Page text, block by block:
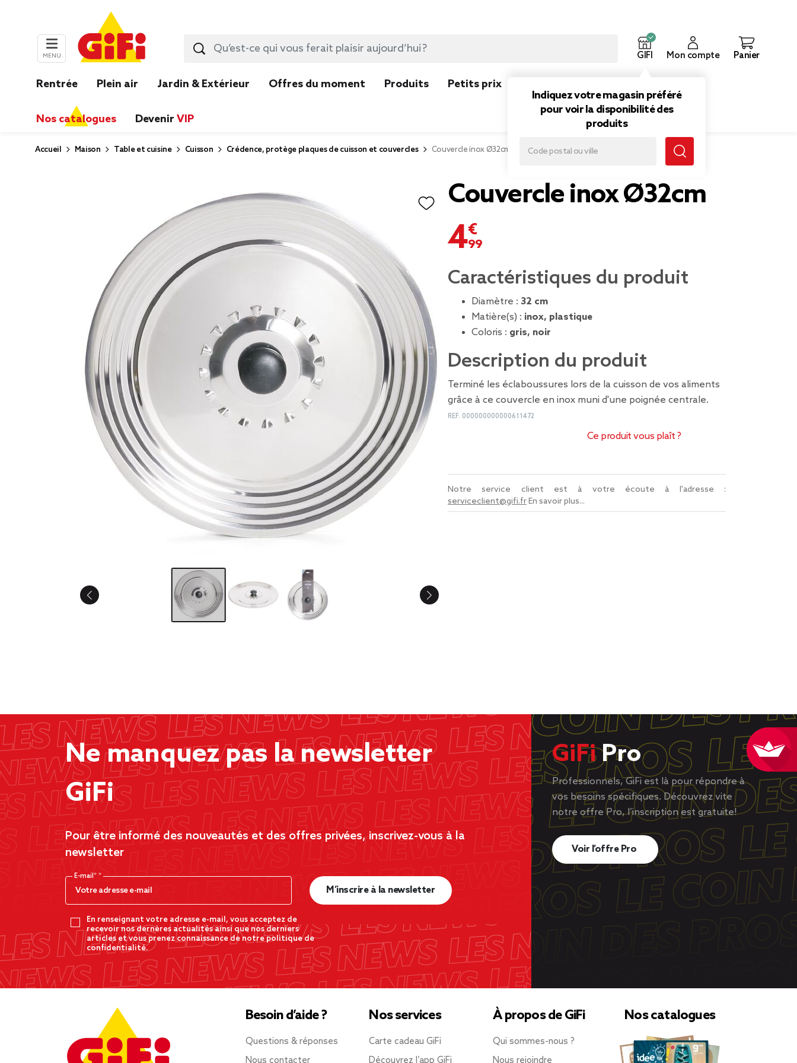
MENU GIFI
Indiquez votre magasin préféré
pour voir la disponibilité des
produits
Mon compte Panier
Rentrée Plein air Jardin & Extérieur Offres du moment Produits Petits prix
Nos catalogues Devenir VIP
Accueil Maison Table et cuisine Cuisson Crédence, protège plaques de cuisson et couvercles Couvercle inox Ø32cm
Couvercle inox Ø32cm
4,99 €
Caractéristiques du produit
Diamètre : 32 cm
Matière(s) : inox, plastique
Coloris : gris, noir
Description du produit
Terminé les éclaboussures lors de la cuisson de vos aliments
grâce à ce couvercle en inox muni d'une poignée centrale.
REF. 000000000000611472
Ce produit vous plaît ?
Notre service client est à votre écoute à l'adresse :
serviceclient@gifi.frEn savoir plus...
Ne manquez pas la newsletter
GiFi
Pour être informé des nouveautés et des offres privées, inscrivez-vous à la
newsletter
E-mail*
En renseignant votre adresse e-mail, vous acceptez de
recevoir nos dernères actualités ainsi que nos derniers
articles et vous prenez connaissance de notre politique de
confidentialité.
M’inscrire à la newsletter
GiFiPro
Professionnels, GiFi est là pour répondre à
vos besoins spécifiques. Découvrez vite
notre offre Pro, l’inscription est gratuite!
Voir l’offre Pro
Besoin d’aide ?
Questions & réponses
Nous contacter
Nos services
Carte cadeau GiFi
Découvrez l’app GiFi
À propos de GiFi
Qui sommes-nous ?
Nous rejoindre
Nos catalogues